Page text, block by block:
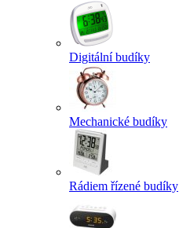
Digitální budíky
Mechanické budíky
Rádiem řízené budíky